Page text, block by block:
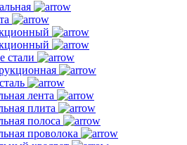
стали
лента
плита
полоса
проволока